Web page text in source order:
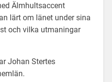
Älmhultsaccent
lärt om länet under sina
och vilka utmaningar
Johan Stertes